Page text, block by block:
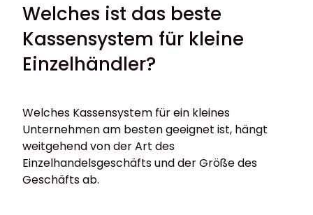
Welches ist das beste
Kassensystem für kleine
Einzelhändler?
Welches Kassensystem für ein kleines
Unternehmen am besten geeignet ist, hängt
weitgehend von der Art des
Einzelhandelsgeschäfts und der Größe des
Geschäfts ab.